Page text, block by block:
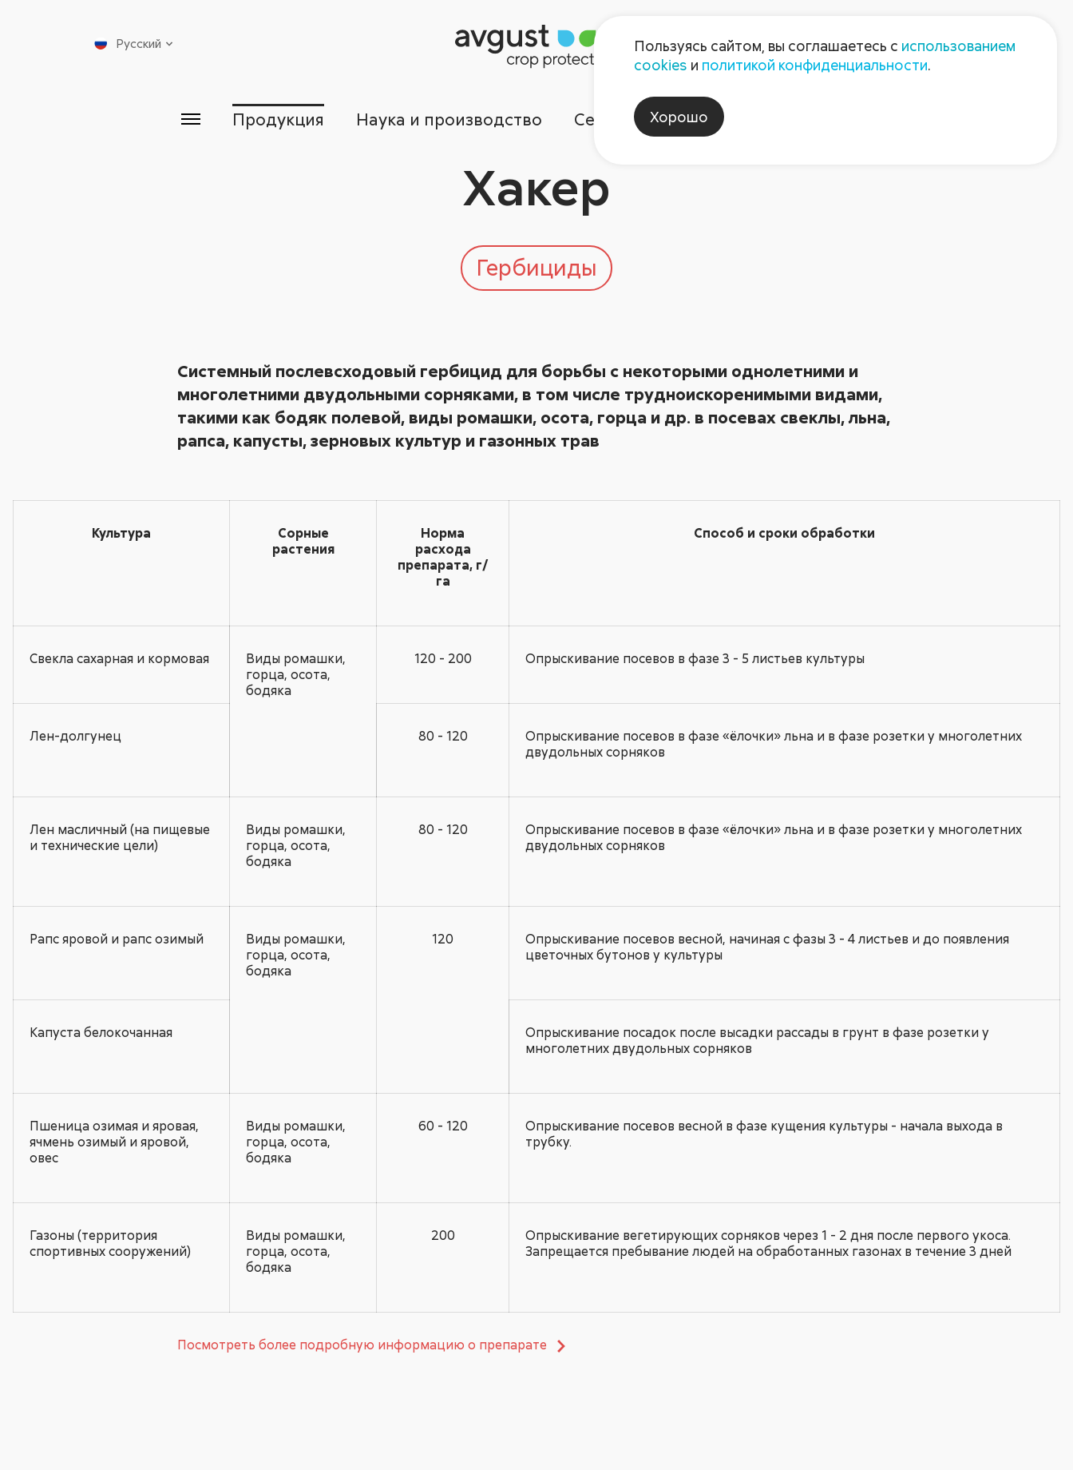
Пресс-центр Контакты
Русский
Продукция Наука и производство Сервисы Компания
Хакер
Гербициды
Системный послевсходовый гербицид для борьбы с некоторыми однолетними и
многолетними двудольными сорняками, в том числе трудноискоренимыми видами,
такими как бодяк полевой, виды ромашки, осота, горца и др. в посевах свеклы, льна,
рапса, капусты, зерновых культур и газонных трав
Культура
Сорные
растения
Норма
расхода
препарата, г/
га
Способ и сроки обработки
Свекла сахарная и кормовая
Виды ромашки,
горца, осота,
бодяка
120 - 200 Опрыскивание посевов в фазе 3 - 5 листьев культуры
Лен-долгунец 80 - 120
Опрыскивание посевов в фазе «ёлочки» льна и в фазе розетки у многолетних
двудольных сорняков
Лен масличный (на пищевые
и технические цели)
Виды ромашки,
горца, осота,
бодяка
80 - 120
Опрыскивание посевов в фазе «ёлочки» льна и в фазе розетки у многолетних
двудольных сорняков
Рапс яровой и рапс озимый
Виды ромашки,
горца, осота,
бодяка
120
Опрыскивание посевов весной, начиная с фазы 3 - 4 листьев и до появления
цветочных бутонов у культуры
Капуста белокочанная
Опрыскивание посадок после высадки рассады в грунт в фазе розетки у
многолетних двудольных сорняков
Пшеница озимая и яровая,
ячмень озимый и яровой,
овес
Виды ромашки,
горца, осота,
бодяка
60 - 120
Опрыскивание посевов весной в фазе кущения культуры - начала выхода в
трубку.
Газоны (территория
спортивных сооружений)
Виды ромашки,
горца, осота,
бодяка
200
Опрыскивание вегетирующих сорняков через 1 - 2 дня после первого укоса.
Запрещается пребывание людей на обработанных газонах в течение 3 дней
Посмотреть более подробную информацию о препарате
Пользуясь сайтом, вы соглашаетесь с использованием
cookies и политикой конфиденциальности.
Хорошо